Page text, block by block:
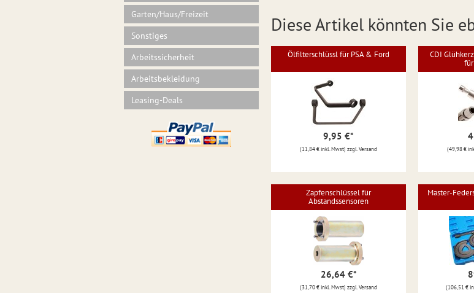
Garten/Haus/Freizeit
Sonstiges
Arbeitssicherheit
Arbeitsbekleidung
Leasing-Deals
Diese Artikel könnten Sie
Ölfilterschlüssl für PSA & Ford
9,95 €*
(11,84 € inkl. Mwst) zzgl. Versand
CDI
(49,98 €
Zapfenschlüssel für
Abstandssensoren
26,64 €*
(31,70 € inkl. Mwst) zzgl. Versand
Master-
(106,51 €